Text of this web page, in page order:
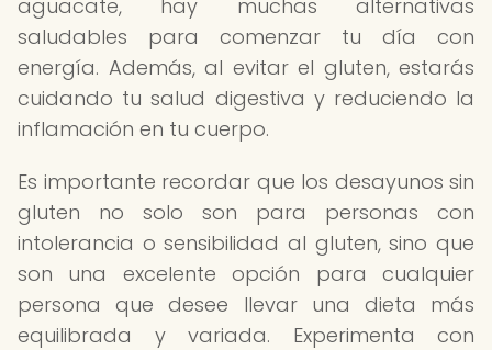
aguacate, hay muchas alternativas
saludables para comenzar tu día con
energía. Además, al evitar el gluten, estarás
cuidando tu salud digestiva y reduciendo la
inflamación en tu cuerpo.
Es importante recordar que los desayunos sin
gluten no solo son para personas con
intolerancia o sensibilidad al gluten, sino que
son una excelente opción para cualquier
persona que desee llevar una dieta más
equilibrada y variada. Experimenta con